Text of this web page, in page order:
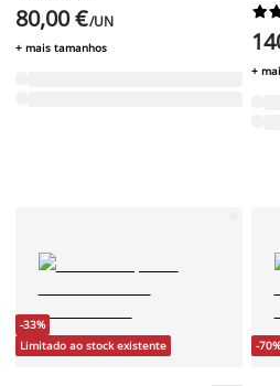
80,00 €/UN
+ mais tamanhos


+
-33%
Limitado ao stock existente
-70%